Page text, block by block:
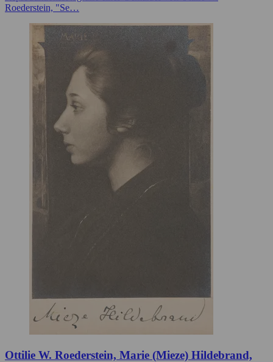
Roederstein, "Se…
Ottilie W. Roederstein, Marie (Mieze) Hildebrand,